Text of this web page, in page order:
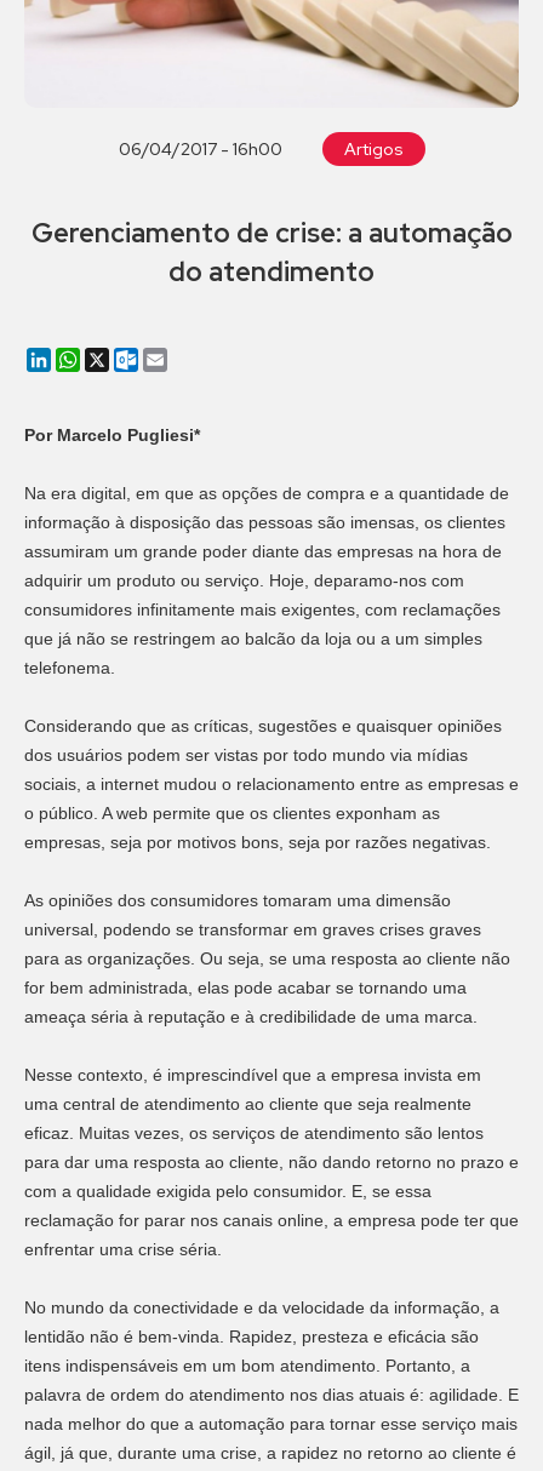
06/04/2017 - 16h00 Artigos
Gerenciamento de crise: a automação
do atendimento
LinkedIn
WhatsApp
X Outlook.com
Por Marcelo Pugliesi*
Na era digital, em que as opções de compra e a quantidade de
informação à disposição das pessoas são imensas, os clientes
assumiram um grande poder diante das empresas na hora de
adquirir um produto ou serviço. Hoje, deparamo-nos com
consumidores infinitamente mais exigentes, com reclamações
que já não se restringem ao balcão da loja ou a um simples
telefonema.
Considerando que as críticas, sugestões e quaisquer opiniões
dos usuários podem ser vistas por todo mundo via mídias
sociais, a internet mudou o relacionamento entre as empresas e
o público. A web permite que os clientes exponham as
empresas, seja por motivos bons, seja por razões negativas.
As opiniões dos consumidores tomaram uma dimensão
universal, podendo se transformar em graves crises graves
para as organizações. Ou seja, se uma resposta ao cliente não
for bem administrada, elas pode acabar se tornando uma
ameaça séria à reputação e à credibilidade de uma marca.
Nesse contexto, é imprescindível que a empresa invista em
uma central de atendimento ao cliente que seja realmente
eficaz. Muitas vezes, os serviços de atendimento são lentos
para dar uma resposta ao cliente, não dando retorno no prazo e
com a qualidade exigida pelo consumidor. E, se essa
reclamação for parar nos canais online, a empresa pode ter que
enfrentar uma crise séria.
No mundo da conectividade e da velocidade da informação, a
lentidão não é bem-vinda. Rapidez, presteza e eficácia são
itens indispensáveis em um bom atendimento. Portanto, a
palavra de ordem do atendimento nos dias atuais é: agilidade. E
nada melhor do que a automação para tornar esse serviço mais
ágil, já que, durante uma crise, a rapidez no retorno ao cliente é